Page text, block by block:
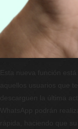
descarguen la última
rápida, haciendo que